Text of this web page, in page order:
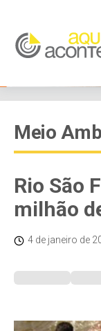
Meio
Rio São
milhão
4 de janeiro de